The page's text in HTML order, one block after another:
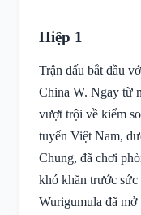
Hiệp 1
Trận đấu bắt đầu
China W. Ngay từ
vượt trội về kiểm
tuyển Việt Nam,
Chung, đã chơi
khó khăn trước
Wurigumula đã mở